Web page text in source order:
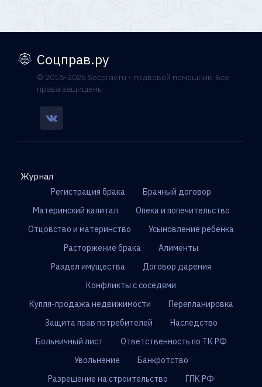
Соцправ.ру
© 2018-2026 Socprav.ru - правовой помощник. Все
права защищены
Журнал
Регистрация брака
Брачный договор
Материнский капитал
Опека и попечительство
Отцовство и материнство
Усыновление ребенка
Расторжение брака
Алименты
Раздел имущества
Договор дарения
Конфликты с соседями
Купля-продажа недвижимости
Перепланировка
Защита прав потребителей
Наследство
Больничный лист
Ответственность по ТК РФ
Увольнение
Банкротство
Разрешение на строительство
ГПК РФ